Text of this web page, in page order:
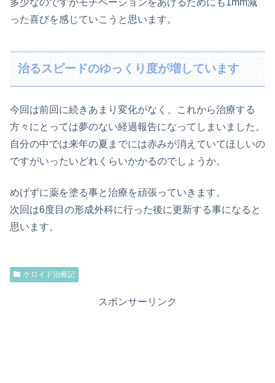
多少なのですがモチベーションをあげるためにも1mm減
った喜びを感じていこうと思います。
治るスピードのゆっくり度が増しています
今回は前回に続きあまり変化がなく、これから治療する
方々にとっては夢のない経過報告になってしまいました。
自分の中では来年の夏までには赤みが消えていてほしいの
ですがいったいどれくらいかかるのでしょうか。
めげずに薬を塗る事と治療を頑張っていきます。
次回は6度目の形成外科に行った後に更新する事になると
思います。
ケロイド治療記
スポンサーリンク